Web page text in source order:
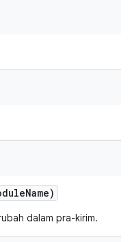
Name)
dalam pra-kirim.